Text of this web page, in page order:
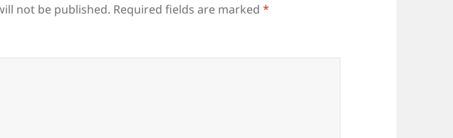
not be published. Required fields are marked*